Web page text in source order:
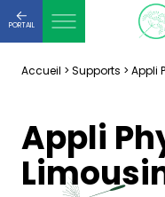
PORTAIL
Accueil > Supports > Appli
Appli